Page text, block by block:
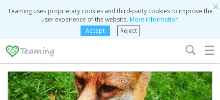
×
Teaming uses proprietary cookies and third-party cookies to improve the
user experience of the website. More information
Accept
Reject
☰